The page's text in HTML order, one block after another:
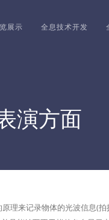
展示 全息技术开发
演方面
理来记录物体的光波信息(拍